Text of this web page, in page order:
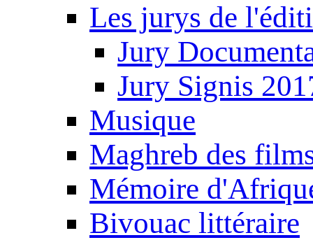
Les jurys de
Jury
Jury Signis
Musique
Maghreb des
Mémoire
Bivouac littéraire